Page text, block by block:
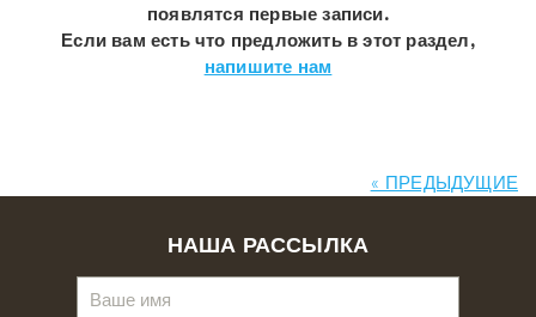
появлятся первые записи.
Если вам есть что предложить в этот раздел,
напишите нам
« ПРЕДЫДУЩИЕ
НАША РАССЫЛКА